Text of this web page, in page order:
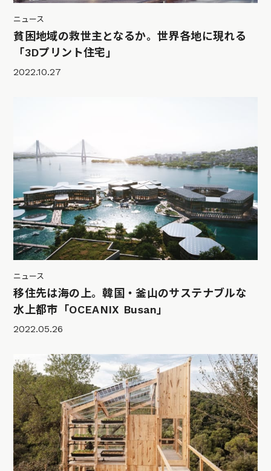
ニュース
貧困地域の救世主となるか。世界各地に現れる
「3Dプリント住宅」
2022.10.27
ニュース
移住先は海の上。韓国・釜山のサステナブルな
水上都市「OCEANIX Busan」
2022.05.26